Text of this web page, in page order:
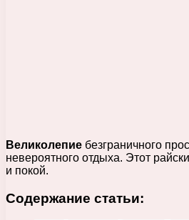
Великолепие безграничного
невероятного отдыха. Этот
и покой.
Содержание статьи: